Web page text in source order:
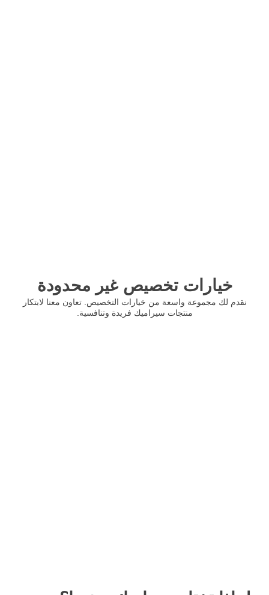
خيارات تخصيص غير محدودة
نقدم لك مجموعة واسعة من خيارات التخصيص. تعاون معنا لابتكار
منتجات سيراميك فريدة وتنافسية.